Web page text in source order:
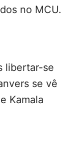
no MCU.
libertar-se
se vê
Kamala